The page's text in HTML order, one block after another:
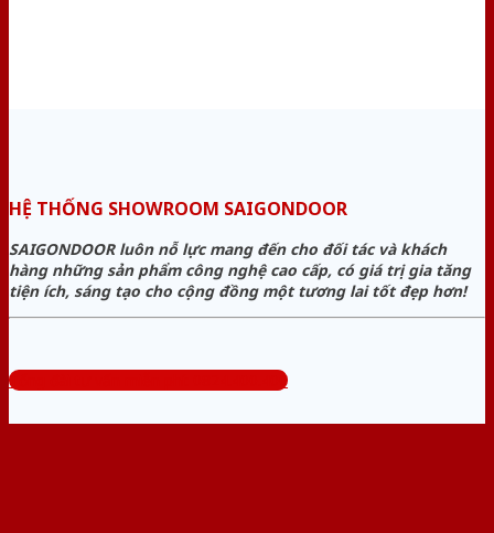
HỆ THỐNG SHOWROOM SAIGONDOOR
SAIGONDOOR luôn nỗ lực mang đến cho đối tác và khách
hàng những sản phẩm công nghệ cao cấp, có giá trị gia tăng
tiện ích, sáng tạo cho cộng đồng một tương lai tốt đẹp hơn!
Tổng đài tư vấn miễn phí: 0824.400.400